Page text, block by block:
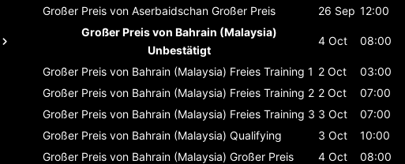
Großer Preis von Aserbaidschan Großer Preis 26 Sep 12:00
Großer Preis von Bahrain (Malaysia)
Unbestätigt
4 Oct 08:00
Großer Preis von Bahrain (Malaysia) Freies Training 1 2 Oct
03:00
Großer Preis von Bahrain (Malaysia) Freies Training 2 2 Oct
07:00
Großer Preis von Bahrain (Malaysia) Freies Training 3 3 Oct
07:00
Großer Preis von Bahrain (Malaysia) Qualifying 3 Oct
10:00
Großer Preis von Bahrain (Malaysia) Großer Preis 4 Oct
08:00